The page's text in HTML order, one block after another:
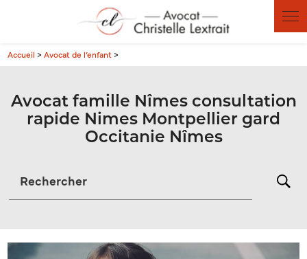
Accueil >Avocat de l’enfant>
Avocat famille Nîmes consultation
rapide Nimes Montpellier gard
Occitanie Nîmes
Rechercher
Panneau de gestion des cookies